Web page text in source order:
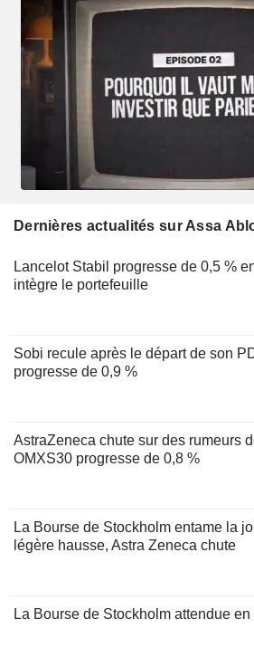
Dernières actualités sur Assa
Lancelot Stabil progresse de 0,5 %
intègre le portefeuille
Sobi recule après le départ de son
progresse de 0,9 %
AstraZeneca chute sur des rumeurs
OMXS30 progresse de 0,8 %
La Bourse de Stockholm entame la
légère hausse, Astra Zeneca chute
La Bourse de Stockholm attendue